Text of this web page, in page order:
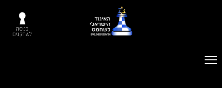
כניסה
לשחקנים